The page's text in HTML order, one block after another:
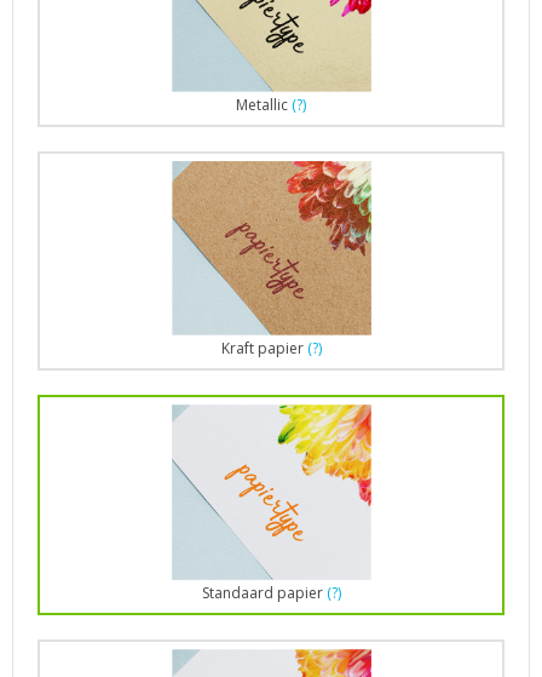
Metallic (?)
Kraft papier (?)
Standaard papier (?)